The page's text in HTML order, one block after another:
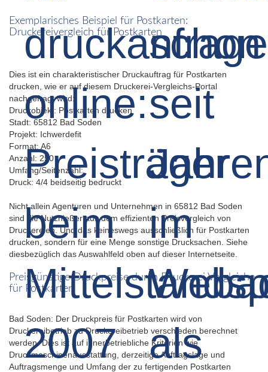
Exemplarisches Beispiel für Postkarten:
Druckereivergleich für Postkarten
Dies ist ein charakteristischer Druckauftrag für Postkarten
drucken, wie er auf diesem Druckerei-Vergleichs-Portal
nachgefragt wird:
Druckobjekt: Postkarten drucken
Stadt: 65812 Bad Soden
Projekt: Ichwerdefit
Format: A6
Anzahl: 250
Umfang/Seitenzahl:
Druck: 4/4 beidseitig bedruckt
Nicht allein Agenturen und Unternehmen in 65812 Bad Soden
sind die Nutznießer aus dem effizienten Preisvergleich von
Druckereien. Und das keineswegs ausschließlich für Postkarten
drucken, sondern für eine Menge sonstige Drucksachen. Siehe
diesbezüglich das Auswahlfeld oben auf dieser Internetseite.
Preisgünstige Druckpreise durch Druckerei Vergleiche
für Postkarten
Bad Soden: Der Druckpreis für Postkarten wird von
Druckereibetrieb zu Druckereibetrieb verschieden berechnet
werden. Dies ist auf innerbetriebliche Kriterien wie
Druckmaschinenausstattung, derzeitige Auftragslage und
Auftragsmenge und Umfang der zu fertigenden Postkarten